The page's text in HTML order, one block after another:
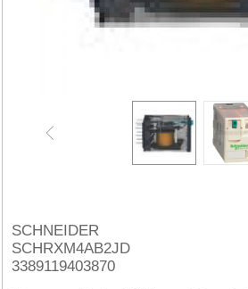
SCHNEIDER
SCHRXM4AB2JD
3389119403870